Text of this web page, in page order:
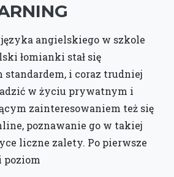
języka angielskiego w szkole
łomianki stał się
i coraz trudniej
w życiu prywatnym i
zainteresowaniem też się
poznawanie go w takiej
liczne zalety. Po pierwsze
poziom